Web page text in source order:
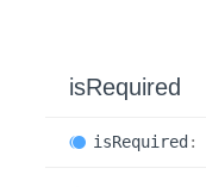
isRequired
isRequired :